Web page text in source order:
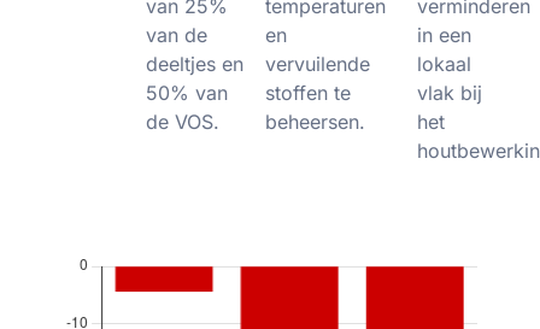
van 25%
van de
deeltjes en
50% van
de VOS.
temperaturen
en
vervuilende
stoffen te
beheersen.
verminderen
in een
lokaal
vlak bij
het